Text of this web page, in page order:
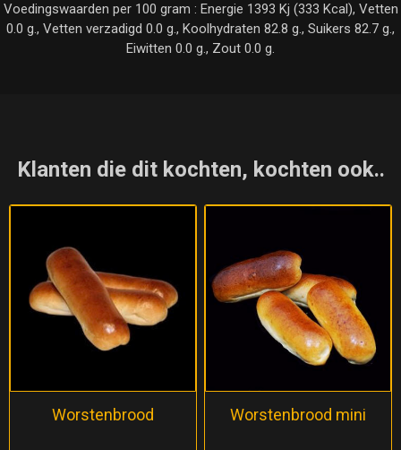
Voedingswaarden per 100 gram : Energie 1393 Kj (333 Kcal), Vetten
0.0 g., Vetten verzadigd 0.0 g., Koolhydraten 82.8 g., Suikers 82.7 g.,
Eiwitten 0.0 g., Zout 0.0 g.
Klanten die dit kochten, kochten ook..
Worstenbrood Worstenbrood mini